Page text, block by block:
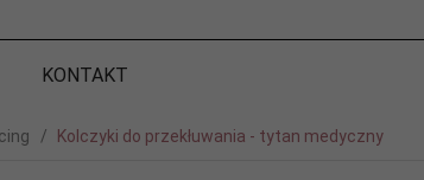
KONTAKT
Kolczyki do przekłuwania - tytan medyczny